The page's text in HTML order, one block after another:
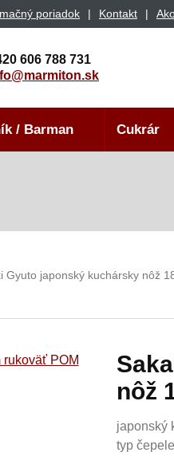
poriadok Kontakt
606 788 731
/ Barman Cukrár
Gyuto japonský kuchársky nôž
nôž
japonský
typ